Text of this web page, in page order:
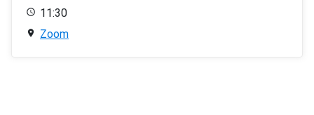
11:30
Zoom